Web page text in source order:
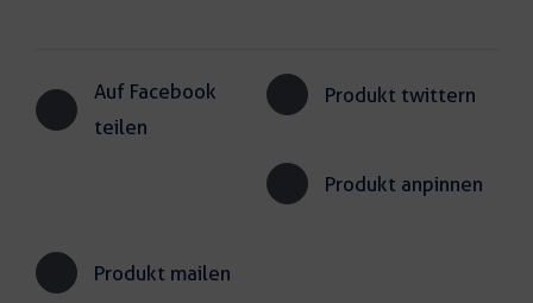
Auf Facebook
teilen
Produkt twittern
Produkt anpinnen
Produkt mailen